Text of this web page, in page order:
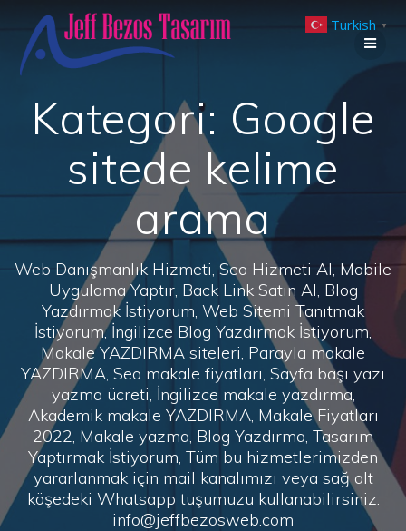
to
Kategori: Google
sitede kelime
arama
Web Danışmanlık Hizmeti, Seo Hizmeti Al, Mobile
Uygulama Yaptır, Back Link Satın Al, Blog
Yazdırmak İstiyorum, Web Sitemi Tanıtmak
İstiyorum, İngilizce Blog Yazdırmak İstiyorum,
Makale YAZDIRMA siteleri, Parayla makale
YAZDIRMA, Seo makale fiyatları, Sayfa başı yazı
yazma ücreti, İngilizce makale yazdırma,
Akademik makale YAZDIRMA, Makale Fiyatları
2022, Makale yazma, Blog Yazdırma, Tasarım
Yaptırmak İstiyorum, Tüm bu hizmetlerimizden
yararlanmak için mail kanalımızı veya sağ alt
köşedeki Whatsapp tuşumuzu kullanabilirsiniz.
info@jeffbezosweb.com
Turkish ▼